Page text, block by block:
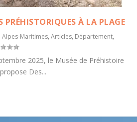
PRÉHISTORIQUES À LA PLAGE
,Alpes-Maritimes,Articles, Département,
2025, le Musée de Préhistoire
Des...